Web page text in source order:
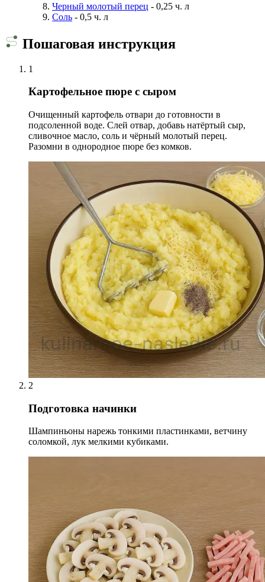
Черный молотый перец - 0,25 ч. л
Соль - 0,5 ч. л
Пошаговая инструкция
1
Картофельное пюре с сыром
Очищенный картофель отвари до готовности в
подсоленной воде. Слей отвар, добавь натёртый сыр,
сливочное масло, соль и чёрный молотый перец.
Разомни в однородное пюре без комков.
2
Подготовка начинки
Шампиньоны нарежь тонкими пластинками, ветчину
соломкой, лук мелкими кубиками.